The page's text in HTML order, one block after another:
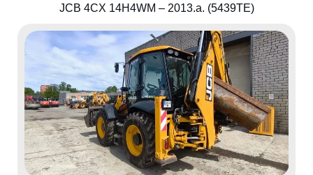
JCB 4CX 14H4WM – 2013.a. (5439TE)